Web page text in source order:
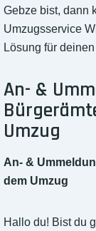
Gebze bist, dann
Umzugsservice
Lösung für
An- &
Umzug
An- &
dem Umzug
Hallo du! Bist du